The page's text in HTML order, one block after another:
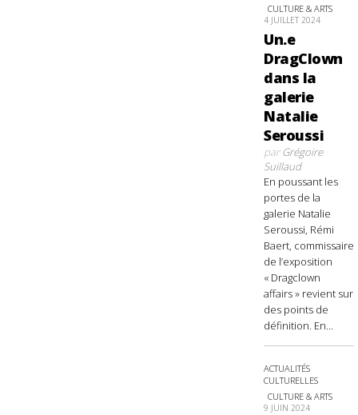
CULTURE & ARTS
4 JUILLET 2024
Un.e
DragClown
dans la
galerie
Natalie
Seroussi
parGrégoire
Suillaud
En poussant les
portes de la
galerie Natalie
Seroussi, Rémi
Baert, commissaire
de l’exposition
« Dragclown
affairs » revient sur
des points de
définition. En...
ACTUALITÉS
CULTURELLES
CULTURE & ARTS
9 JUIN 2024